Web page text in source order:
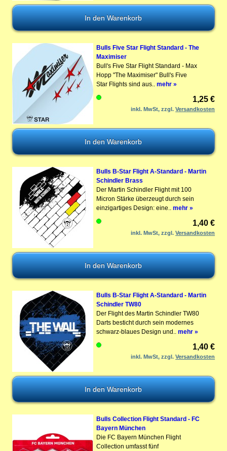
Bulls Five Star Flight Standard - The
Maximiser
Bull's Five Star Flight Standard - Max
Hopp "The Maximiser" Bull's Five
Star Flights sind aus.. mehr »
1,25 €
inkl. MwSt, zzgl.Versandkosten
Bulls B-Star Flight A-Standard - Martin
Schindler Brass
Der Martin Schindler Flight mit 100
Micron Stärke überzeugt durch sein
einzigartiges Design: eine.. mehr »
1,40 €
inkl. MwSt, zzgl.Versandkosten
Bulls B-Star Flight A-Standard - Martin
Schindler TW80
Der Flight des Martin Schindler TW80
Darts besticht durch sein modernes
schwarz-blaues Design und.. mehr »
1,40 €
inkl. MwSt, zzgl.Versandkosten
Bulls Collection Flight Standard - FC
Bayern München
Die FC Bayern München Flight
Collection umfasst fünf